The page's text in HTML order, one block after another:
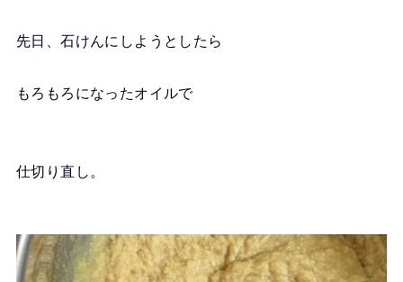
先日、石けんにしようとしたら
もろもろになったオイルで
仕切り直し。